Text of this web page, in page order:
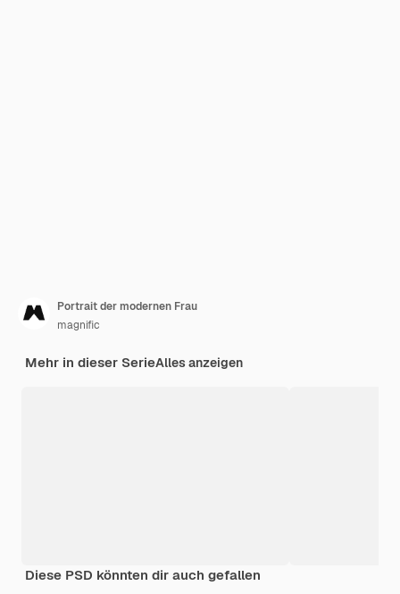
Portrait der modernen Frau
magnific
Mehr in dieser SerieAlles anzeigen
Diese PSD könnten dir auch gefallen